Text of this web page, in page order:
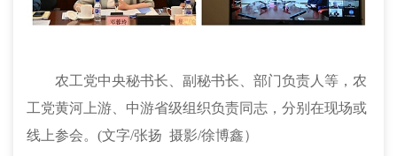
农工党中央秘书长、副秘书长、部门负责人等，农
工党黄河上游、中游省级组织负责同志，分别在现场或
线上参会。(文字/张扬 摄影/徐博鑫）